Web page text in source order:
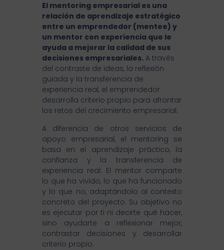
El mentoring empresarial es una
relación de aprendizaje estratégico
entre un emprendedor (mentee) y
un mentor con experiencia que le
ayuda a mejorar la calidad de sus
decisiones empresariales. A través
del contraste de ideas, la reflexión
guiada y la transferencia de
experiencia real, el emprendedor
desarrolla criterio propio para afrontar
los retos del crecimiento empresarial.
A diferencia de otros servicios de
apoyo empresarial, el mentoring se
basa en el aprendizaje práctico, la
confianza y la transferencia de
experiencia real. El mentor comparte
lo que ha vivido, lo que ha funcionado
y lo que no, adaptándolo al contexto
concreto del proyecto. Su objetivo no
es ejecutar por ti ni decirte qué hacer,
sino ayudarte a reflexionar mejor,
contrastar decisiones y desarrollar
criterio propio.